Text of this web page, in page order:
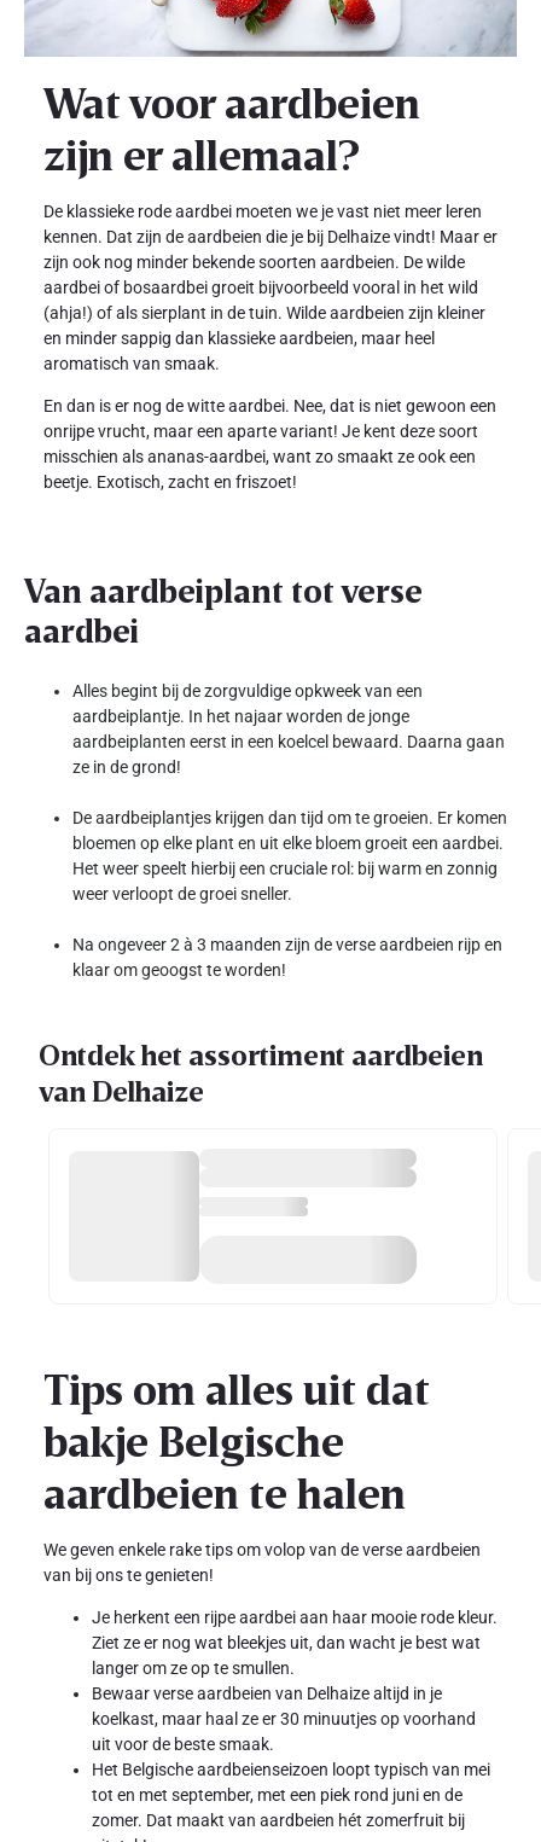
Wat voor aardbeien
zijn er allemaal?
De klassieke rode aardbei moeten we je vast niet meer leren
kennen. Dat zijn de aardbeien die je bij Delhaize vindt! Maar er
zijn ook nog minder bekende soorten aardbeien. De wilde
aardbei of bosaardbei groeit bijvoorbeeld vooral in het wild
(ahja!) of als sierplant in de tuin. Wilde aardbeien zijn kleiner
en minder sappig dan klassieke aardbeien, maar heel
aromatisch van smaak.
En dan is er nog de witte aardbei. Nee, dat is niet gewoon een
onrijpe vrucht, maar een aparte variant! Je kent deze soort
misschien als ananas-aardbei, want zo smaakt ze ook een
beetje. Exotisch, zacht en friszoet!
Van aardbeiplant tot verse
aardbei
Alles begint bij de zorgvuldige opkweek van een
aardbeiplantje. In het najaar worden de jonge
aardbeiplanten eerst in een koelcel bewaard. Daarna gaan
ze in de grond!
De aardbeiplantjes krijgen dan tijd om te groeien. Er komen
bloemen op elke plant en uit elke bloem groeit een aardbei.
Het weer speelt hierbij een cruciale rol: bij warm en zonnig
weer verloopt de groei sneller.
Na ongeveer 2 à 3 maanden zijn de verse aardbeien rijp en
klaar om geoogst te worden!
Ontdek het assortiment aardbeien
van Delhaize
Tips om alles uit dat
bakje Belgische
aardbeien te halen
We geven enkele rake tips om volop van de verse aardbeien
van bij ons te genieten!
Je herkent een rijpe aardbei aan haar mooie rode kleur.
Ziet ze er nog wat bleekjes uit, dan wacht je best wat
langer om ze op te smullen.
Bewaar verse aardbeien van Delhaize altijd in je
koelkast, maar haal ze er 30 minuutjes op voorhand
uit voor de beste smaak.
Het Belgische aardbeienseizoen loopt typisch van mei
tot en met september, met een piek rond juni en de
zomer. Dat maakt van aardbeien hét zomerfruit bij